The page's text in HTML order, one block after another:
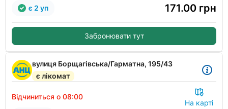
171.00 грн
є 2 уп
Забронювати тут
вулиця Борщагівська/Гарматна, 195/43
є лікомат
Відчиниться о 08:00
На карті